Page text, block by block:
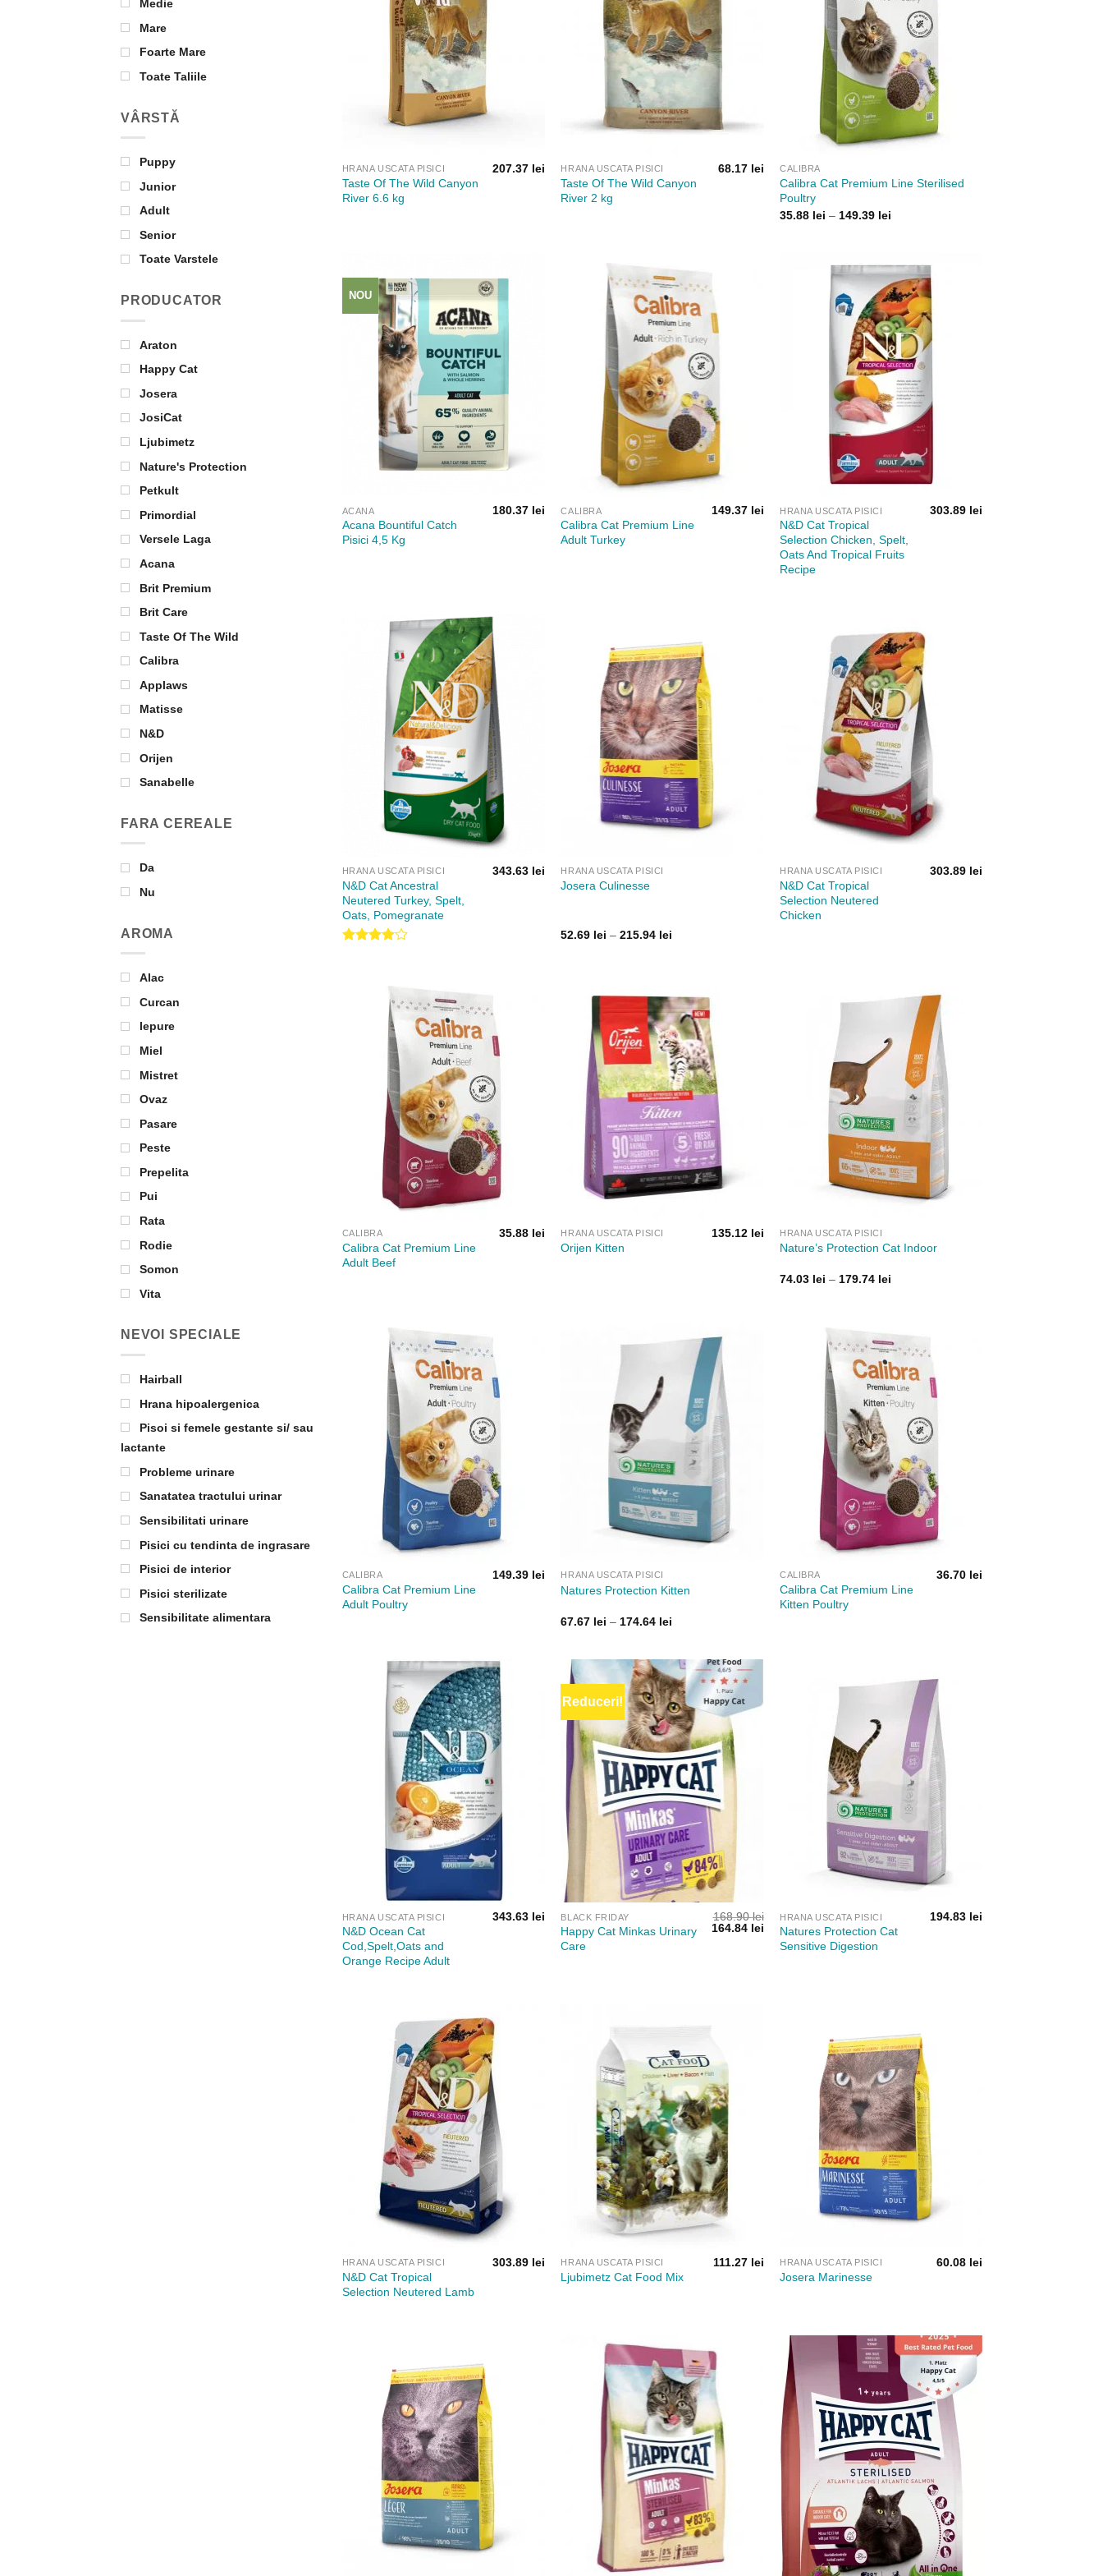
Medie
Mare
Foarte Mare
Toate Taliile
VÂRSTĂ
Puppy
Junior
Adult
Senior
Toate Varstele
PRODUCATOR
Araton
Happy Cat
Josera
JosiCat
Ljubimetz
Nature's Protection
Petkult
Primordial
Versele Laga
Acana
Brit Premium
Brit Care
Taste Of The Wild
Calibra
Applaws
Matisse
N&D
Orijen
Sanabelle
FARA CEREALE
Da
Nu
AROMA
Alac
Curcan
Iepure
Miel
Mistret
Ovaz
Pasare
Peste
Prepelita
Pui
Rata
Rodie
Somon
Vita
NEVOI SPECIALE
Hairball
Hrana hipoalergenica
Pisoi si femele gestante si/ sau
lactante
Probleme urinare
Sanatatea tractului urinar
Sensibilitati urinare
Pisici cu tendinta de ingrasare
Pisici de interior
Pisici sterilizate
Sensibilitate alimentara
HRANA USCATA PISICI
Taste Of The Wild Canyon
River 6.6 kg
207.37 lei HRANA USCATA PISICI
Taste Of The Wild Canyon
River 2 kg
68.17 lei CALIBRA
Calibra Cat Premium Line Sterilised
Poultry
35.88 lei – 149.39 lei
la
149.39 lei
NOU
ACANA
Acana Bountiful Catch
Pisici 4,5 Kg
180.37 lei CALIBRA
Calibra Cat Premium Line
Adult Turkey
149.37 lei HRANA USCATA PISICI
N&D Cat Tropical
Selection Chicken, Spelt,
Oats And Tropical Fruits
Recipe
303.89 lei
HRANA USCATA PISICI
N&D Cat Ancestral
Neutered Turkey, Spelt,
Oats, Pomegranate
343.63 lei HRANA USCATA PISICI
Josera Culinesse
52.69 lei – 215.94 lei
215.94 lei
HRANA USCATA PISICI
N&D Cat Tropical
Selection Neutered
Chicken
303.89 lei
CALIBRA
Calibra Cat Premium Line
Adult Beef
35.88 lei HRANA USCATA PISICI
Orijen Kitten
135.12 lei HRANA USCATA PISICI
Nature’s Protection Cat Indoor
74.03 lei – 179.74 lei
la
179.74 lei
CALIBRA
Calibra Cat Premium Line
Adult Poultry
149.39 lei HRANA USCATA PISICI
Natures Protection Kitten
67.67 lei – 174.64 lei
până
la
174.64 lei
CALIBRA
Calibra Cat Premium Line
Kitten Poultry
36.70 lei
HRANA USCATA PISICI
N&D Ocean Cat
Cod,Spelt,Oats and
Orange Recipe Adult
343.63 lei
Reduceri!
BLACK FRIDAY
Happy Cat Minkas Urinary
Care
168.90lei
Prețul
164.84 leiPrețul
curent
este:
HRANA USCATA PISICI
Natures Protection Cat
Sensitive Digestion
194.83 lei
HRANA USCATA PISICI
N&D Cat Tropical
Selection Neutered Lamb
303.89 lei HRANA USCATA PISICI
Ljubimetz Cat Food Mix
111.27 lei HRANA USCATA PISICI
Josera Marinesse
60.08 lei